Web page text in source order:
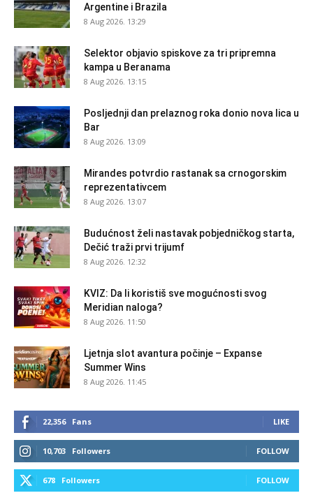
Argentine i Brazila
8 Aug 2026. 13:29
Selektor objavio spiskove za tri pripremna
kampa u Beranama
8 Aug 2026. 13:15
Posljednji dan prelaznog roka donio nova lica u
Bar
8 Aug 2026. 13:09
Mirandes potvrdio rastanak sa crnogorskim
reprezentativcem
8 Aug 2026. 13:07
Budućnost želi nastavak pobjedničkog starta,
Dečić traži prvi trijumf
8 Aug 2026. 12:32
KVIZ: Da li koristiš sve mogućnosti svog
Meridian naloga?
8 Aug 2026. 11:50
Ljetnja slot avantura počinje – Expanse
Summer Wins
8 Aug 2026. 11:45
22,356 Fans LIKE
10,703 Followers FOLLOW
678 Followers FOLLOW